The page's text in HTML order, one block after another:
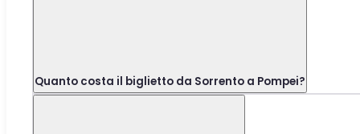
Quanto costa il biglietto da Sorrento a Pompei?